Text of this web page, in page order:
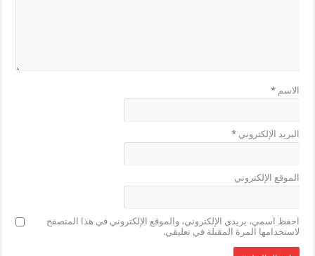
الاسم*
البريد الإلكتروني*
الموقع الإلكتروني
احفظ اسمي، بريدي الإلكتروني، والموقع الإلكتروني في هذا المتصفح
لاستخدامها المرة المقبلة في تعليقي.